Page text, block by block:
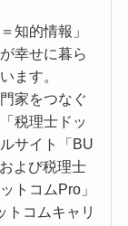
知的情報」
幸せに暮ら
ます。
家をつなぐ
税理士ドッ
サイト「BU
よび税理士
トコムPro」
トコムキャリ